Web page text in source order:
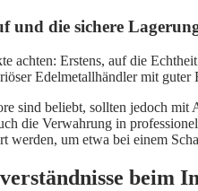
und die sichere
achten: Erstens, auf die
Edelmetallhändler mit
sind beliebt, sollten jedoch
die Verwahrung in
um etwa bei einem
beim